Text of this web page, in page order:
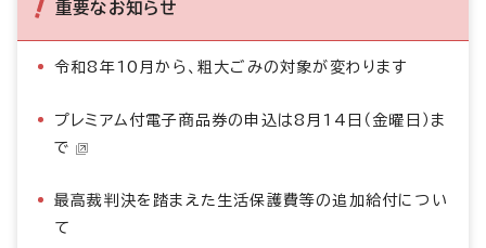
重要なお知らせ
令和8年10月から、粗大ごみの対象が変わります
プレミアム付電子商品券の申込は8月14日（金曜日）ま
で
最高裁判決を踏まえた生活保護費等の追加給付につい
て